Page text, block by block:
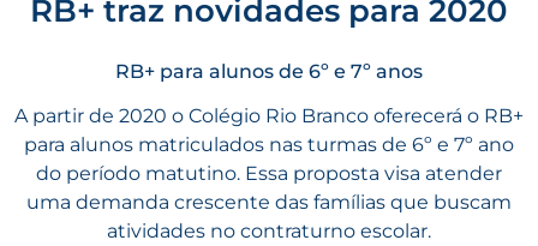
RB+ traz novidades para 2020
RB+ para alunos de 6º e 7º anos
A partir de 2020 o Colégio Rio Branco oferecerá o RB+
para alunos matriculados nas turmas de 6º e 7º ano
do período matutino. Essa proposta visa atender
uma demanda crescente das famílias que buscam
atividades no contraturno escolar.